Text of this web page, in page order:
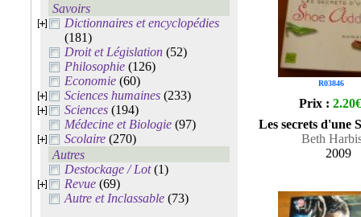
Savoirs
Dictionnaires et encyclopédies
(181)
Droit et Législation (52)
Philosophie (126)
Economie (60)
Sciences humaines (233)
Sciences (194)
Médecine et Biologie (97)
Scolaire (270)
Autres
Destockage / Lot(1)
Revue (69)
Autre et Inclassable (73)
R03846
Prix : 2.20€
Les secrets d'une
Beth
2009